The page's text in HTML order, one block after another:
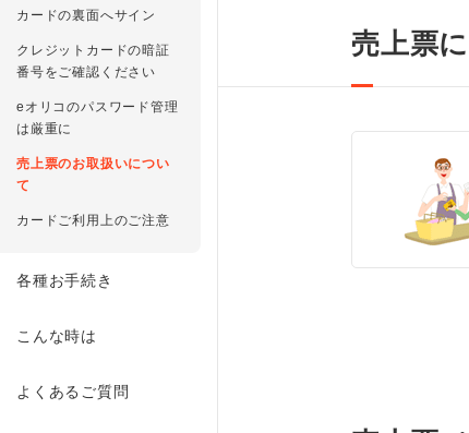
カードの裏面へサイン
クレジットカードの暗証
番号をご確認ください
eオリコのパスワード管理
は厳重に
売上票のお取扱いについ
て
カードご利用上のご注意
各種お手続き
こんな時は
よくあるご質問
売上票